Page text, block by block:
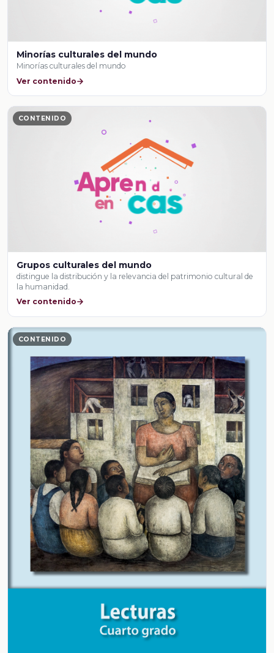
Minorías culturales del mundo
Minorías culturales del mundo
Ver contenido
CONTENIDO
Grupos culturales del mundo
distingue la distribución y la relevancia del patrimonio cultural de
la humanidad.
Ver contenido
CONTENIDO